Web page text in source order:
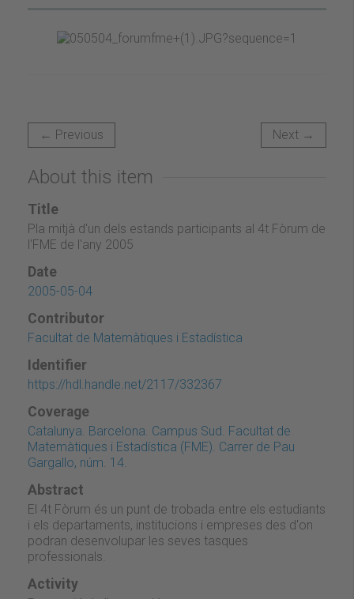
← Previous Next →
About this item
Title
Pla mitjà d'un dels estands participants al 4t Fòrum de
l'FME de l'any 2005
Date
2005-05-04
Contributor
Facultat de Matemàtiques i Estadística
Identifier
https://hdl.handle.net/2117/332367
Coverage
Catalunya. Barcelona. Campus Sud. Facultat de
Matemàtiques i Estadística (FME). Carrer de Pau
Gargallo, núm. 14.
Abstract
El 4t Fòrum és un punt de trobada entre els estudiants
i els departaments, institucions i empreses des d'on
podran desenvolupar les seves tasques
professionals.
Activity